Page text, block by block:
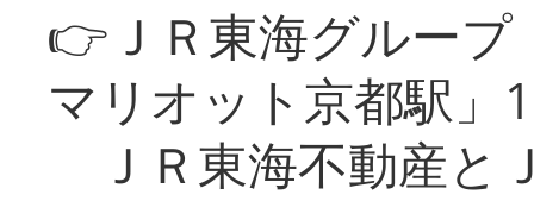
👉ＪＲ東海グルー
マリオット京都駅」
ＪＲ東海不動産と